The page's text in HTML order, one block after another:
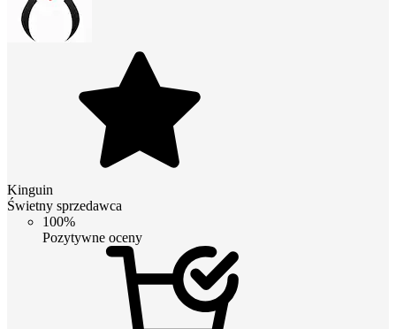
Kinguin
Świetny sprzedawca
100%
Pozytywne oceny